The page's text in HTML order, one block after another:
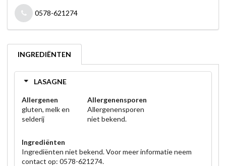
0578-621274
INGREDIËNTEN
LASAGNE
Allergenen
gluten, melk en
selderij
Allergenensporen
Allergenensporen
niet bekend.
Ingrediënten
Ingrediënten niet bekend. Voor meer informatie neem
contact op: 0578-621274.